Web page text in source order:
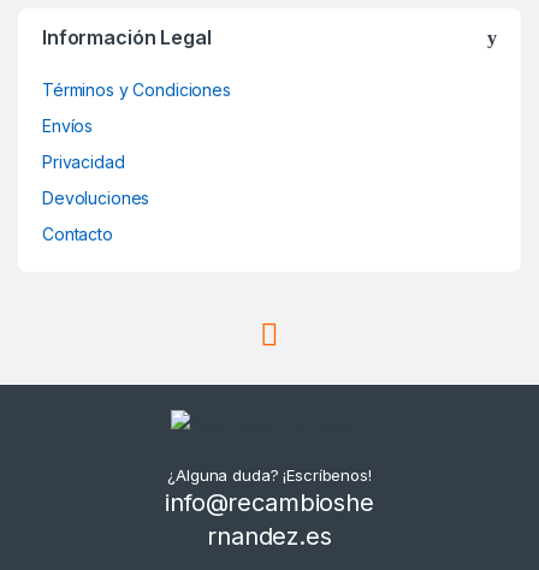
Información Legal
Términos y Condiciones
Envíos
Privacidad
Devoluciones
Contacto
¿Alguna duda? ¡Escríbenos!
info@recambioshe
rnandez.es